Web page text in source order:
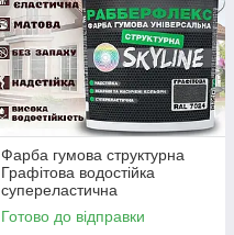
Фарба гумова структурна
Графітова водостійка
супереластична
універсальна емаль
«РабберФлекс» SkyLine для
Готово до відправки